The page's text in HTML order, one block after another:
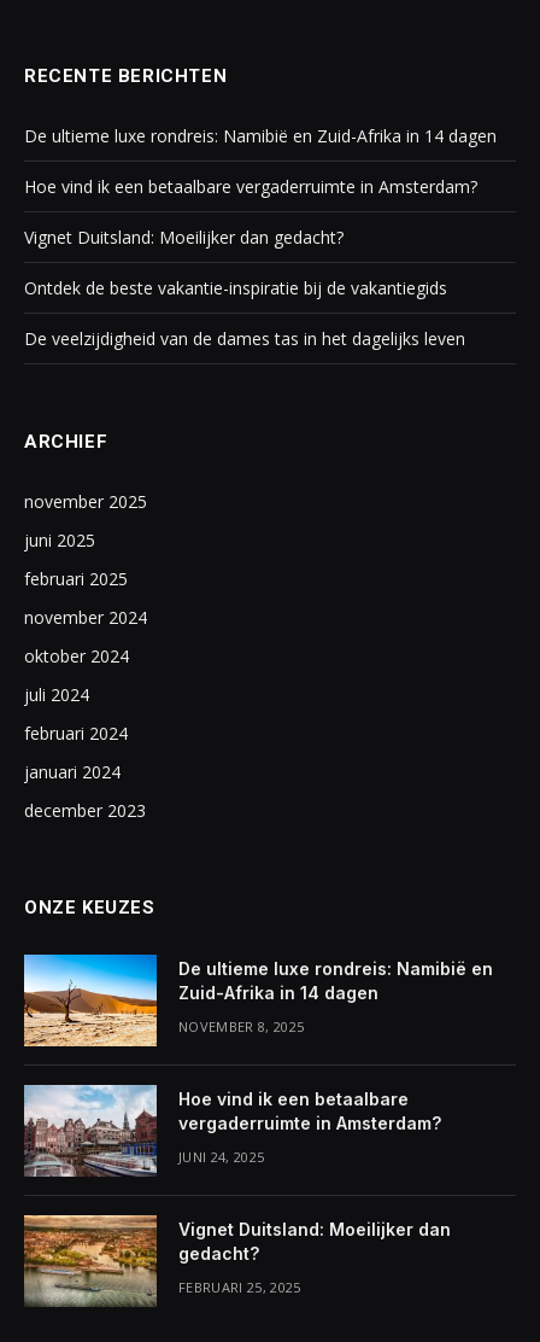
RECENTE BERICHTEN
De ultieme luxe rondreis: Namibië en Zuid-Afrika in 14 dagen
Hoe vind ik een betaalbare vergaderruimte in Amsterdam?
Vignet Duitsland: Moeilijker dan gedacht?
Ontdek de beste vakantie-inspiratie bij de vakantiegids
De veelzijdigheid van de dames tas in het dagelijks leven
ARCHIEF
november 2025
juni 2025
februari 2025
november 2024
oktober 2024
juli 2024
februari 2024
januari 2024
december 2023
ONZE KEUZES
De ultieme luxe rondreis: Namibië en
Zuid-Afrika in 14 dagen
NOVEMBER 8, 2025
Hoe vind ik een betaalbare
vergaderruimte in Amsterdam?
JUNI 24, 2025
Vignet Duitsland: Moeilijker dan
gedacht?
FEBRUARI 25, 2025